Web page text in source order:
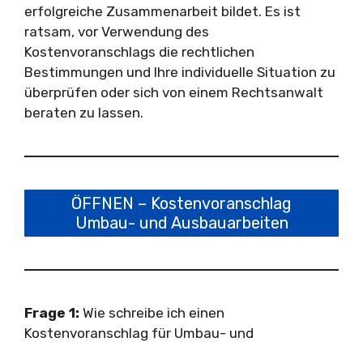
erfolgreiche Zusammenarbeit bildet. Es ist
ratsam, vor Verwendung des
Kostenvoranschlags die rechtlichen
Bestimmungen und Ihre individuelle Situation zu
überprüfen oder sich von einem Rechtsanwalt
beraten zu lassen.
ÖFFNEN – Kostenvoranschlag
Umbau- und Ausbauarbeiten
Frage 1: Wie schreibe ich einen
Kostenvoranschlag für Umbau- und